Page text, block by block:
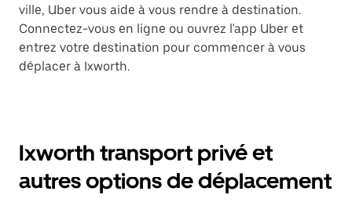
ville, Uber vous aide à vous rendre à destination.
Connectez-vous en ligne ou ouvrez l'app Uber et
entrez votre destination pour commencer à vous
déplacer à Ixworth.
Ixworth transport privé et
autres options de déplacement